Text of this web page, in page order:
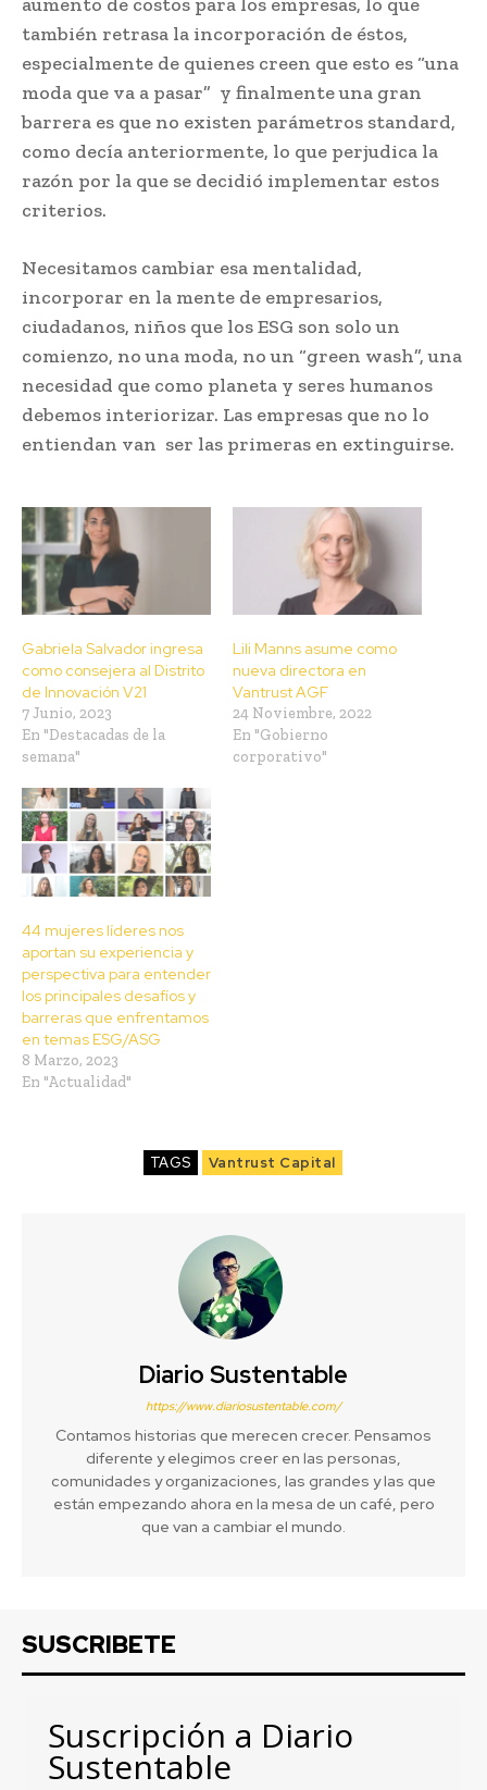
también retrasa la incorporación de éstos,
especialmente de quienes creen que esto es “una
moda que va a pasar” y finalmente una gran
barrera es que no existen parámetros standard,
como decía anteriormente, lo que perjudica la
razón por la que se decidió implementar estos
criterios.
Necesitamos cambiar esa mentalidad,
incorporar en la mente de empresarios,
ciudadanos, niños que los ESG son solo un
comienzo, no una moda, no un “green wash”, una
necesidad que como planeta y seres humanos
debemos interiorizar. Las empresas que no lo
entiendan van ser las primeras en extinguirse.
Gabriela Salvador ingresa
como consejera al Distrito
de Innovación V21
7 Junio, 2023
En "Destacadas de la
semana"
Lili Manns asume como
nueva directora en
Vantrust AGF
24 Noviembre, 2022
En "Gobierno
corporativo"
44 mujeres líderes nos
aportan su experiencia y
perspectiva para entender
los principales desafíos y
barreras que enfrentamos
en temas ESG/ASG
8 Marzo, 2023
En "Actualidad"
TAGS Vantrust Capital
Diario Sustentable
https://www.diariosustentable.com/
Contamos historias que merecen crecer. Pensamos
diferente y elegimos creer en las personas,
comunidades y organizaciones, las grandes y las que
están empezando ahora en la mesa de un café, pero
que van a cambiar el mundo.
SUSCRIBETE
Suscripción a Diario
Sustentable